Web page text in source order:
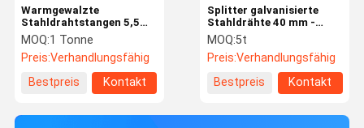
Warmgewalzte
Stahldrahtstangen 5,5
mm - 34 mm
Edelstahldraht
MOQ:1 Tonne
Preis:Verhandlungsfähig
Bestpreis
Kontakt
Splitter galvanisierte
Stahldrähte 40 mm -
2000 mm
Massivstahldraht
MOQ:5t
Preis:Verhandlungsfähig
Bestpreis
Kontakt